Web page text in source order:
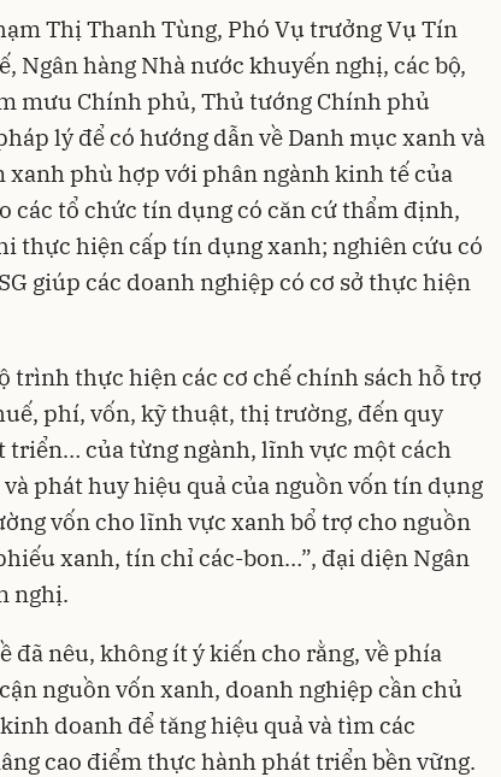
Thị Thanh Tùng, Phó Vụ trưởng Vụ Tín
Ngân hàng Nhà nước khuyến nghị, các bộ,
mưu Chính phủ, Thủ tướng Chính phủ
lý để có hướng dẫn về Danh mục xanh và
phù hợp với phân ngành kinh tế của
các tổ chức tín dụng có căn cứ thẩm định,
thực hiện cấp tín dụng xanh; nghiên cứu có
giúp các doanh nghiệp có cơ sở thực hiện
trình thực hiện các cơ chế chính sách hỗ trợ
phí, vốn, kỹ thuật, thị trường, đến quy
triển… của từng ngành, lĩnh vực một cách
phát huy hiệu quả của nguồn vốn tín dụng
vốn cho lĩnh vực xanh bổ trợ cho nguồn
xanh, tín chỉ các-bon…”, đại diện Ngân
nghị.
đã nêu, không ít ý kiến cho rằng, về phía
nguồn vốn xanh, doanh nghiệp cần chủ
doanh để tăng hiệu quả và tìm các
cao điểm thực hành phát triển bền vững.